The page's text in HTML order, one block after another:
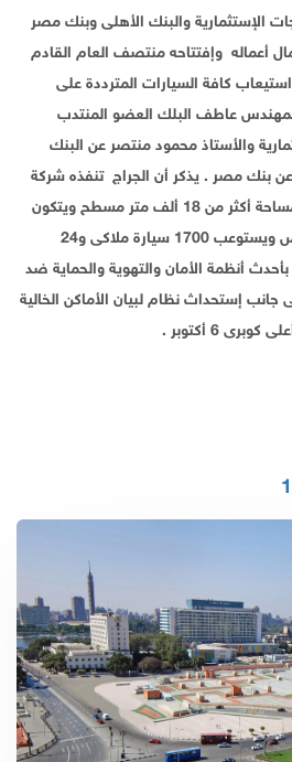
الإستثمارية والبنك الأهلى وبنك مصر
أعماله وإفتتاحه منتصف العام القادم
كافة السيارات المترددة على
عاطف البلك العضو المنتدب
والأستاذ محمود منتصر عن البنك
بنك مصر . يذكر أن الجراج تنفذه شركة
المقاولون العرب ويقام على مساحة أكثر من 18 ألف متر مسطح ويتكون
من أربع أدوار تحت سطح الأرض ويستوعب 1700 سيارة ملاكى و24
أنظمة الأمان والتهوية والحماية ضد
جانب إستحداث نظام لبيان الأماكن الخالية
6 أكتوبر .